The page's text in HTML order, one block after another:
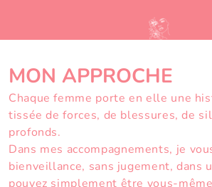
MON APPROCHE
Chaque femme porte en elle une
tissée de forces, de blessures, de
profonds.
Dans mes accompagnements, je
bienveillance, sans jugement, dans
pouvez simplement être vous-